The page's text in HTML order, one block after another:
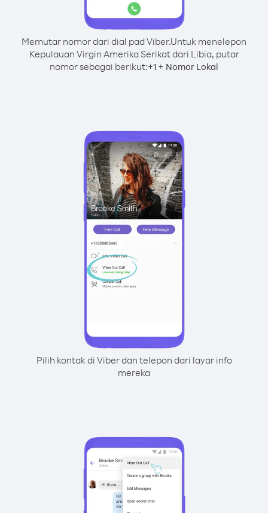
Memutar nomor dari dial pad Viber.Untuk menelepon
Kepulauan Virgin Amerika Serikat dari Libia, putar
nomor sebagai berikut:+1 + Nomor Lokal
Pilih kontak di Viber dan telepon dari layar info
mereka